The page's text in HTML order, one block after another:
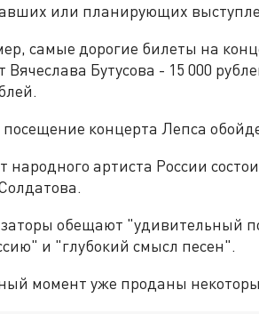
или планирующих
самые дорогие билеты на
Вячеслава Бутусова - 15 000
посещение концерта Лепса
народного артиста России
обещают "удивительный
и "глубокий смысл песен".
момент уже проданы